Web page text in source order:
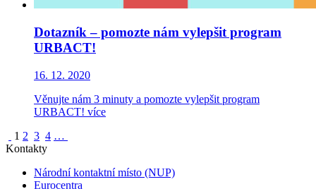
Dotazník – pomozte nám vylepšit program
URBACT!
16. 12. 2020
Věnujte nám 3 minuty a pomozte vylepšit program
URBACT! více
1 2 3 4 …
Kontakty
Národní kontaktní místo (NUP)
Eurocentra